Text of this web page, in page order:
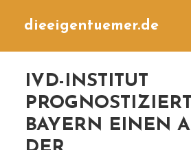
dieeigentuemer.de
IVD-INSTITUT
BAYERN EINEN